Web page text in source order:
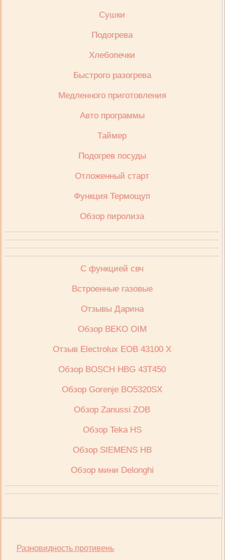
Сушки
Подогрева
Хлебопечки
Быстрого разогрева
Медленного приготовления
Авто программы
Таймер
Подогрев посуды
Отложенный старт
Функция Термощуп
Обзор пиролиза
С функцией свч
Встроенные газовые
Отзывы Дарина
Обзор BEKO OIM
Отзыв Electrolux ЕОВ 43100 Х
Обзор BOSCH HBG 43T450
Обзор Gorenje BO5320SX
Обзор Zanussi ZOB
Обзор Teka HS
Обзор SIEMENS HB
Обзор мини Delonghi
Разновидность противень